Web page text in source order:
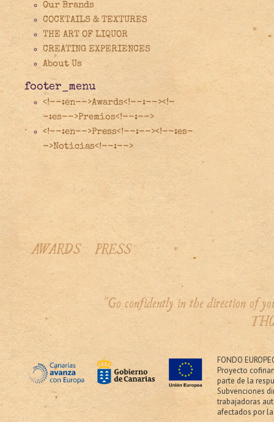
Our Brands
COCKTAILS & TEXTURES
THE ART OF LIQUOR
CREATING EXPERIENCES
About Us
footer_menu
<!--:en-->Awards<!--:--><!-
-:es-->Premios<!--:-->
<!--:en-->Press<!--:--><!--:es-
->Noticias<!--:-->
AWARDS PRESS
"Go confidently in the direction of
FONDO
Proyecto
parte de la
Subvenciones
trabajadoras
afectados por